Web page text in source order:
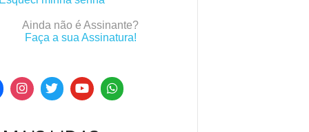
Ainda não é Assinante?
Faça a sua Assinatura!